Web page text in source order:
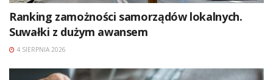
Ranking zamożności samorządów lokalnych.
Suwałki z dużym awansem
4 SIERPNIA 2026